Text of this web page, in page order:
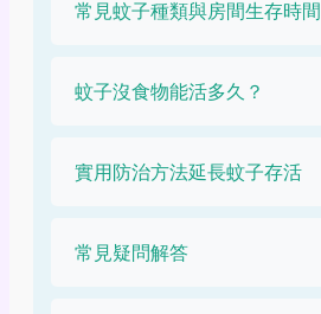
常見蚊子種類與房間生存時間
蚊子沒食物能活多久？
實用防治方法延長蚊子存活
常見疑問解答